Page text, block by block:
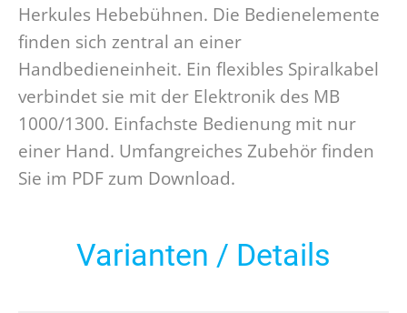
Herkules Hebebühnen. Die Bedienelemente
finden sich zentral an einer
Handbedieneinheit. Ein flexibles Spiralkabel
verbindet sie mit der Elektronik des MB
1000/1300. Einfachste Bedienung mit nur
einer Hand. Umfangreiches Zubehör finden
Sie im PDF zum Download.
Varianten / Details